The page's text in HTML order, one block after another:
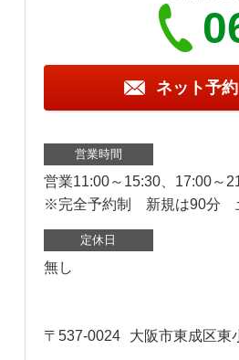
ネット予約
営業時間
営業11:00～15:30、17:00～
※完全予約制 新規は90分
定休日
無し
〒537-0024 大阪市東成区東